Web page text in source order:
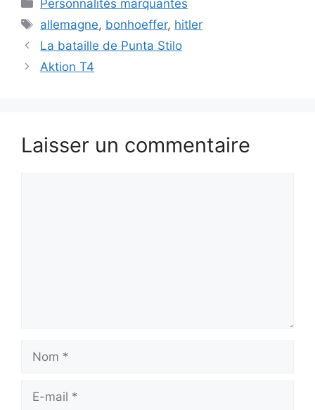
Personnalités marquantes
Étiquettes
allemagne, bonhoeffer, hitler
La bataille de Punta Stilo
Aktion T4
Laisser un commentaire
Nom